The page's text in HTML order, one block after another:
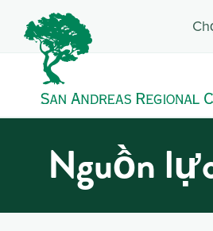
Nguồn